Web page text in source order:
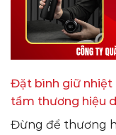
Đặt bình giữ nhiệt
tầm thương hiệu
Đừng để thương